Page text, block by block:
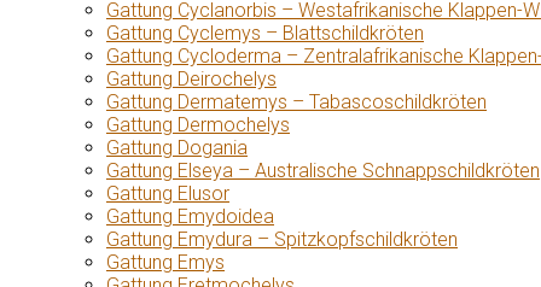
Gattung Cyclanorbis – Westafrikanische Klappen-
Gattung Cyclemys – Blattschildkröten
Gattung Cycloderma – Zentralafrikanische
Gattung Deirochelys
Gattung Dermatemys – Tabascoschildkröten
Gattung Dermochelys
Gattung Dogania
Gattung Elseya – Australische Schnappschildkröten
Gattung Elusor
Gattung Emydoidea
Gattung Emydura – Spitzkopfschildkröten
Gattung Emys